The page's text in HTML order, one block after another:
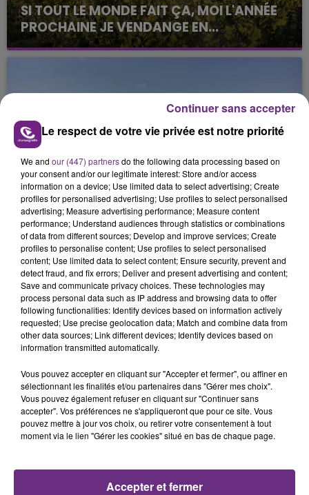
SI TOUT LE MONDE FAIT ÇA, MOI L'ANNÉE
PROCHAINE JE VENDANGE EN...
La vendange en Champagne a débuté ce jeudi 6
août dans la commune de Montgueux (Aube). Du
L'INSPECTION DU TRAVAIL RAPPELLE À
L'ORDRE SUR LES CONDITIONS DE...
Alors que les dates de début des vendange 2026
s'est avéré être plus précoce que prévu,
l'inspection du Travail en profite pour rappeler
les conditions de...
TITRES DIFFUSÉS
6h38
6h38 6h35
6h35
ALEX WARREN
6h26
6h26
Le respect de votre vie privée est notre priorité
We and our (447) partnersdo the following data processing based on
your consent and/or our legitimate interest: Store and/or access
information on a device; Use limited data to select advertising; Create
profiles for personalised advertising; Use profiles to select personalised
advertising; Measure advertising performance; Measure content
performance; Understand audiences through statistics or combinations
of data from different sources; Develop and improve services; Create
profiles to personalise content; Use profiles to select personalised
content; Use limited data to select content; Ensure security, prevent and
detect fraud, and fix errors; Deliver and present advertising and content;
Save and communicate privacy choices. These technologies may
process personal data such as IP address and browsing data to offer
following functionalities: Identify devices based on information actively
requested; Use precise geolocation data; Match and combine data from
other data sources; Link different devices; Identify devices based on
information transmitted automatically.
Vous pouvez accepter en cliquant sur "Accepter et fermer", ou affiner en
sélectionnant les finalités et/ou partenaires dans "Gérer mes choix".
Vous pouvez également refuser en cliquant sur "Continuer sans
accepter". Vos préférences ne s'appliqueront que pour ce site. Vous
pouvez mettre à jour vos choix, ou retirer votre consentement à tout
moment via le lien "Gérer les cookies" situé en bas de chaque page.
Accepter et fermer
Continuer sans accepter